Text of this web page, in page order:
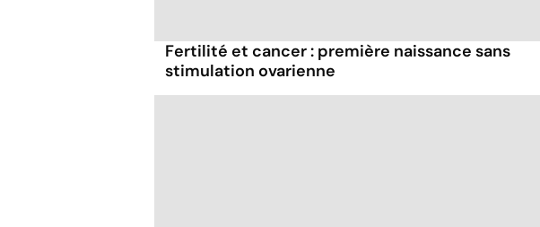
Fertilité et cancer : première naissance sans
stimulation ovarienne